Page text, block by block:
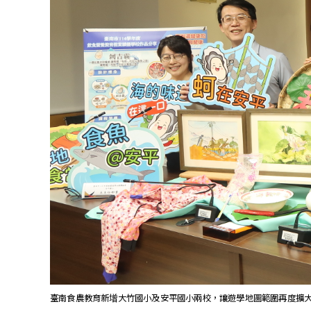
臺南食農教育新增大竹國小及安平國小兩校，讓遊學地圖範圍再度擴